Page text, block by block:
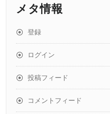
メタ情報
登録
ログイン
投稿フィード
コメントフィード